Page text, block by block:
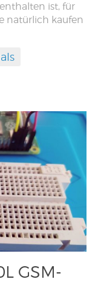
ist, für
natürlich kaufen
GSM-